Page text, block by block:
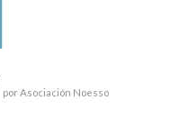
porAsociación Noesso